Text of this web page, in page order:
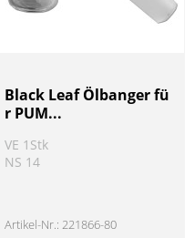
Black Leaf Ölbanger fü
r PUM...
VE 1Stk
NS 14
Artikel-Nr.:221866-80